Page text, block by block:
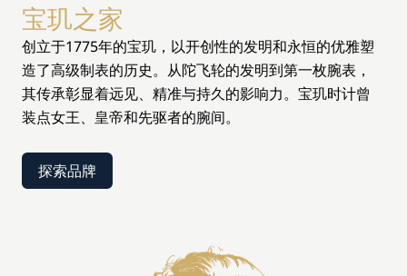
宝玑之家
创立于1775年的宝玑，以开创性的发明和永恒的优雅塑
造了高级制表的历史。从陀飞轮的发明到第一枚腕表，
其传承彰显着远见、精准与持久的影响力。宝玑时计曾
装点女王、皇帝和先驱者的腕间。
探索品牌